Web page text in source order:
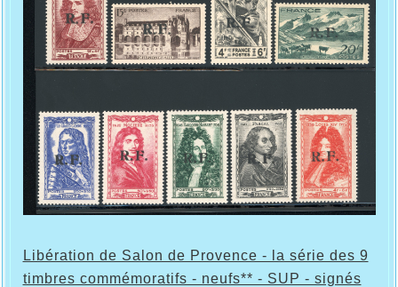
Libération de Salon de Provence - la série des 9
timbres commémoratifs - neufs** - SUP - signés